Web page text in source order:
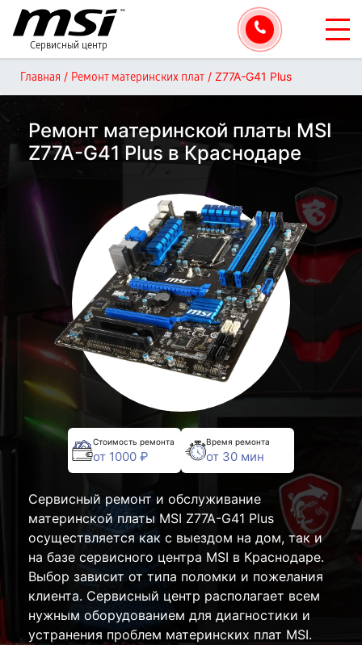
Сервисный центр
Главная / Ремонт материнских плат / Z77A-G41 Plus
Ремонт материнской платы MSI
Z77A-G41 Plus в Краснодаре
Стоимость ремонта
от 1000 ₽
Время ремонта
от 30 мин
Сервисный ремонт и обслуживание
материнской платы MSI Z77A-G41 Plus
осуществляется как с выездом на дом, так и
на базе сервисного центра MSI в Краснодаре.
Выбор зависит от типа поломки и пожелания
клиента. Сервисный центр располагает всем
нужным оборудованием для диагностики и
устранения проблем материнских плат MSI.